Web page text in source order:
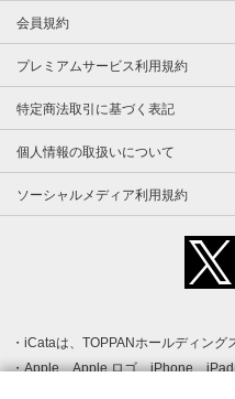
会員規約
プレミアムサービス利用規約
特定商法取引に基づく表記
個人情報の取扱いについて
ソーシャルメディア利用規約
iCataは、TOPPANホールディング
Apple、Apple ロゴ、iPhone、
登録された Apple Inc. の商標です